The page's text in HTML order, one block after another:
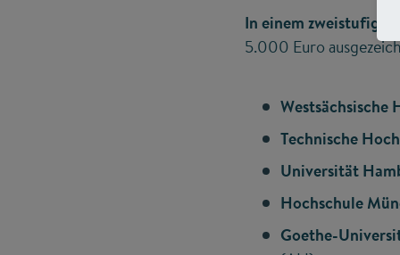
In einem zweistufigen
5.000 Euro
Westsächsische
Technische
Universität
Hochschule
Goethe-